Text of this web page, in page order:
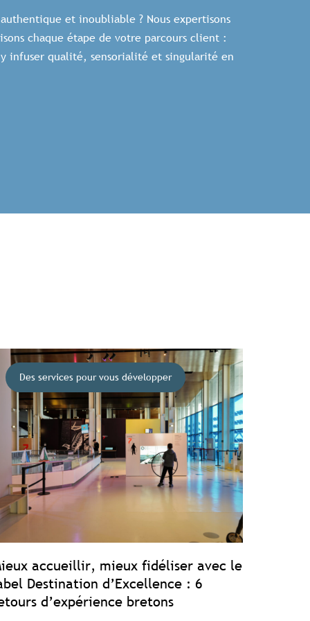
et inoubliable ? Nous expertisons
chaque étape de votre parcours client :
infuser qualité, sensorialité et singularité en
Des services pour vous développer
accueillir, mieux fidéliser avec le
Destination d’Excellence : 6
d’expérience bretons